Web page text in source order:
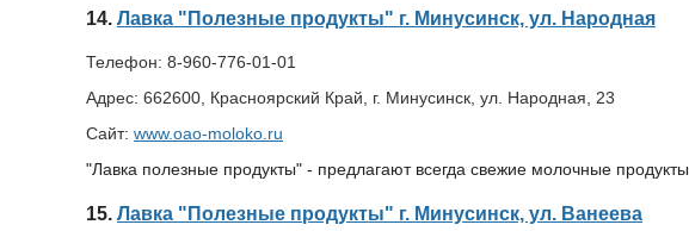
14. Лавка "Полезные продукты" г. Минусинск, ул. Народная
Телефон: 8-960-776-01-01
Адрес: 662600, Красноярский Край, г. Минусинск, ул. Народная, 23
Сайт: www.oao-moloko.ru
"Лавка полезные продукты" - предлагают всегда свежие молочные продукты.
15. Лавка "Полезные продукты" г. Минусинск, ул. Ванеева